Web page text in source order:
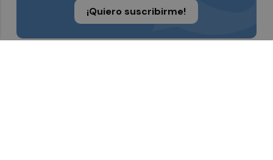
¡Quiero suscribirme!